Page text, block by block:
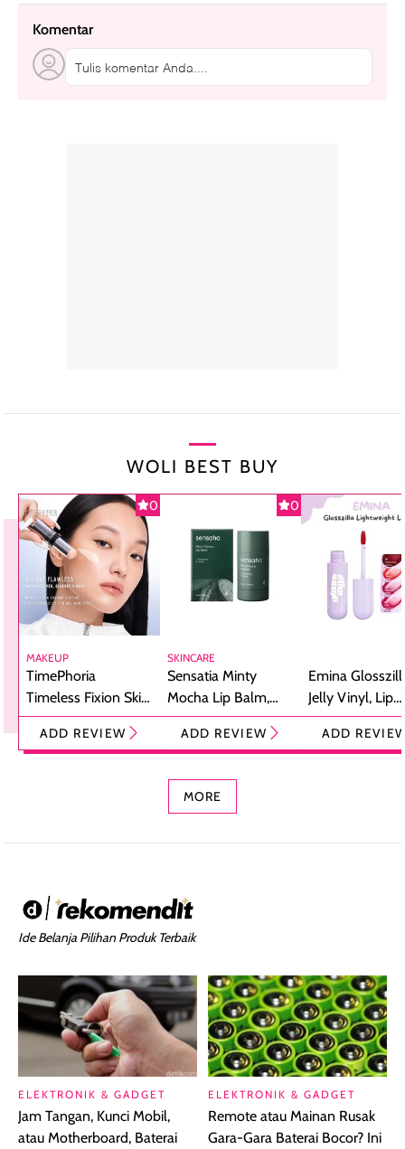
Komentar
Tulis komentar Anda....
WOLI BEST BUY
0
MAKEUP
TimePhoria
Timeless Fixion Skin
Tint Stick,
Foundation dan
ADD REVIEW
0
SKINCARE
Sensatia Minty
Mocha Lip Balm,
Pelembap Bibir
dengan Aroma
ADD REVIEW
Emina
Jelly Vinyl, Lip
Cream Glossy
Ringan
ADD
MORE
Ide Belanja Pilihan Produk Terbaik
ELEKTRONIK & GADGET
Jam Tangan, Kunci Mobil,
atau Motherboard, Baterai
ELEKTRONIK & GADGET
Remote atau Mainan Rusak
Gara-Gara Baterai Bocor? Ini